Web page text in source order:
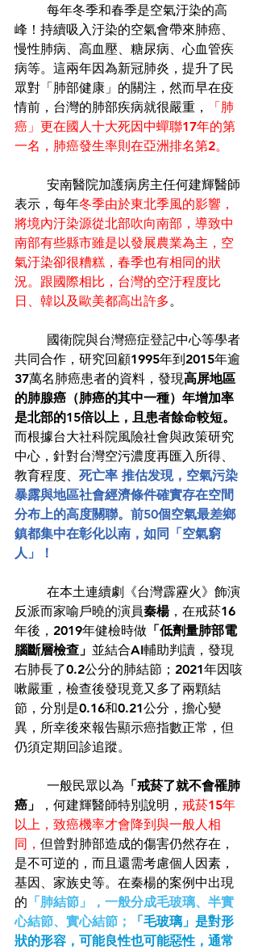
峰！持續吸入汙染的空氣會帶來肺癌、
慢性肺病、高血壓、糖尿病、心血管疾
病等。 這兩年因為新冠肺炎，提升了民
眾對「肺部健康」的關注，然而早在疫
情前，台灣的肺部疾病就很嚴重，
「肺
癌」更在國人十大死因中蟬聯17年的第
一名，肺癌發生率則在亞洲排名第2。
表示，每年冬季由於東北季風的影響，
將境內汙染源從北部吹向南部，導致中
南部有些縣市雖是以發展農業為主，空
氣汙染卻很糟糕，春季也有相同的狀
況。跟國際相比，台灣的空汙程度比
日、韓以及歐美都高出許多。
共同合作，研究回顧1995年到2015年逾
37萬名肺癌患者的資料，發現高屏地區
的肺腺癌（肺癌的其中一種）年增加率
是北部的15倍以上，且患者餘命較短。
而根據台大社科院風險社會與政策研究
中心，針對台灣空污濃度再匯入所得、
教育程度、 死亡率 推估发現，空氣污染
暴露與地區社會經濟條件確實存在空間
分布上的高度關聯。前50個空氣最差鄉
鎮都集中在彰化以南，如同「空氣窮
人」！
反派而家喻戶曉的演員秦楊，在戒菸16
年後，2019年健檢時做 「低劑量肺部電
腦斷層檢查」 並結合AI輔助判讀，發現
右肺長了0.2公分的肺結節；2021年因咳
嗽嚴重，檢查後發現竟又多了兩顆結
節，分別是0.16和0.21公分，擔心變
異，所幸後來報告顯示癌指數正常，但
仍須定期回診追蹤。
	一般民眾以為
「戒菸了就不會罹肺
癌」
，何建輝醫師特別說明， 戒菸15年
以上，致癌機率才會降到與一般人相
同， 但曾對肺部造成的傷害仍然存在，
是不可逆的，而且還需考慮個人因素，
基因、家族史等。在秦楊的案例中出現
的 「肺結節」，一般分成毛玻璃、半實
心結節、實心結節；
「毛玻璃」是對形
狀的形容，可能良性也可能惡性，通常